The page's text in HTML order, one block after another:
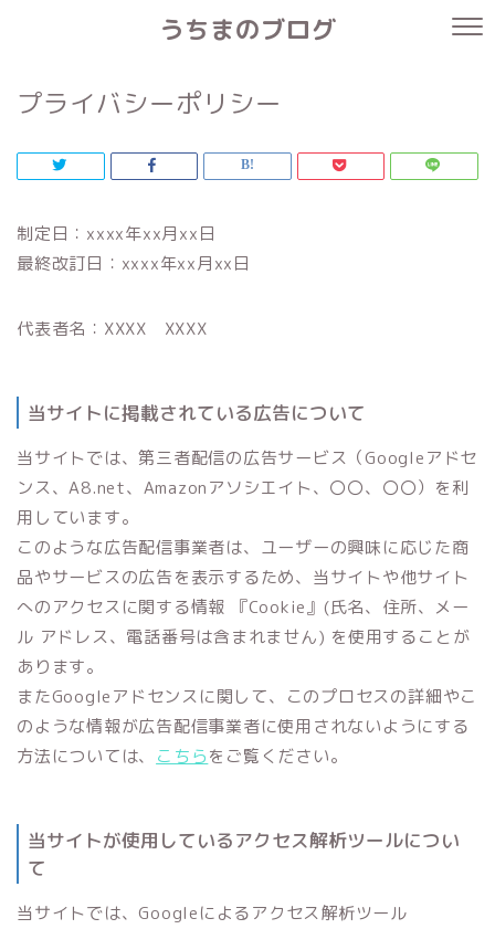
うちまのブログ
プライバシーポリシー
制定日：xxxx年xx月xx日
最終改訂日：xxxx年xx月xx日
代表者名：XXXX XXXX
当サイトに掲載されている広告について
当サイトでは、第三者配信の広告サービス（Googleアドセ
ンス、A8.net、Amazonアソシエイト、〇〇、〇〇）を利
用しています。
このような広告配信事業者は、ユーザーの興味に応じた商
品やサービスの広告を表示するため、当サイトや他サイト
へのアクセスに関する情報 『Cookie』(氏名、住所、メー
ル アドレス、電話番号は含まれません) を使用することが
あります。
またGoogleアドセンスに関して、このプロセスの詳細やこ
のような情報が広告配信事業者に使用されないようにする
方法については、 こちらをご覧ください。
当サイトが使用しているアクセス解析ツールについ
て
当サイトでは、Googleによるアクセス解析ツール